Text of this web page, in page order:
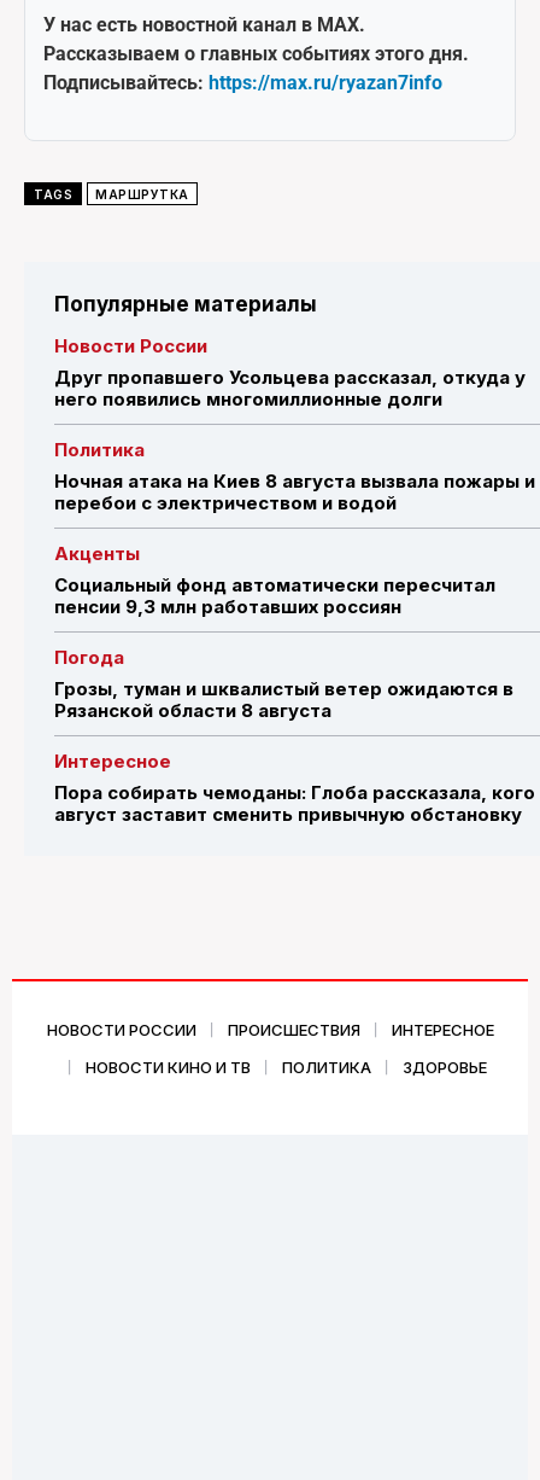
У нас есть новостной канал в MAX.
Рассказываем о главных событиях этого дня.
Подписывайтесь: https://max.ru/ryazan7info
TAGS МАРШРУТКА
Популярные материалы
Новости России
Друг пропавшего Усольцева рассказал, откуда у
него появились многомиллионные долги
Политика
Ночная атака на Киев 8 августа вызвала пожары и
перебои с электричеством и водой
Акценты
Социальный фонд автоматически пересчитал
пенсии 9,3 млн работавших россиян
Погода
Грозы, туман и шквалистый ветер ожидаются в
Рязанской области 8 августа
Интересное
Пора собирать чемоданы: Глоба рассказала, кого
август заставит сменить привычную обстановку
НОВОСТИ РОССИИ ПРОИСШЕСТВИЯ
ИНТЕРЕСНОЕ
НОВОСТИ КИНО И ТВ
ПОЛИТИКА ЗДОРОВЬЕ